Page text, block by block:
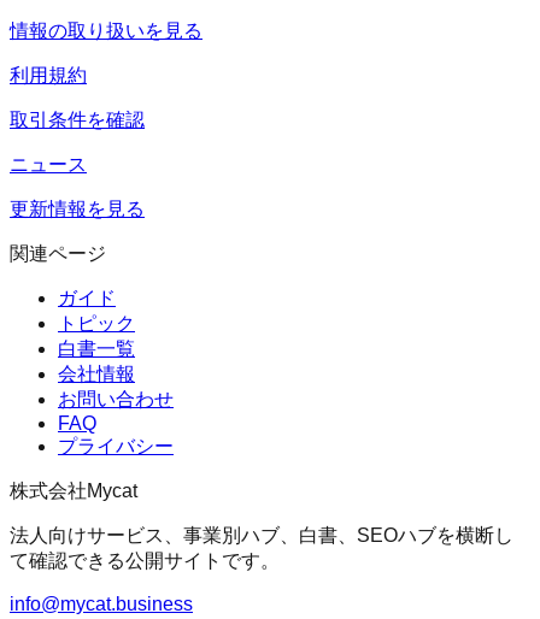
情報の取り扱いを見る
利用規約
取引条件を確認
ニュース
更新情報を見る
関連ページ
ガイド
トピック
白書一覧
会社情報
お問い合わせ
FAQ
プライバシー
株式会社Mycat
法人向けサービス、事業別ハブ、白書、SEOハブを横断し
て確認できる公開サイトです。
info@mycat.business